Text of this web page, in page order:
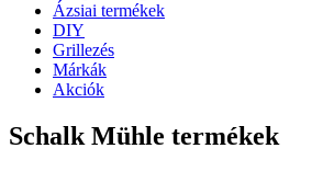
Ázsiai termékek
DIY
Grillezés
Márkák
Akciók
Schalk Mühle termékek